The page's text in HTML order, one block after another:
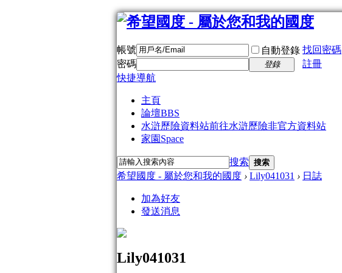
帳號 自動登錄 找回密碼
密碼
登錄
註冊
快捷導航
主頁
論壇BBS
水滸歷險資料站前往水滸歷險非官方資料站
家園 Space
搜索 搜索
希望國度 - 屬於您和我的國度 › Lily041031 › 日誌
加為好友
發送消息
Lily041031